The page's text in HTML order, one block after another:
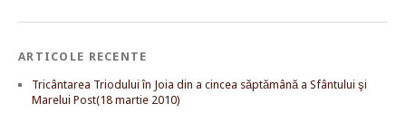
ARTICOLE RECENTE
Tricântarea Triodului în Joia din a cincea săptămână a Sfântului şi
Marelui Post(18 martie 2010)